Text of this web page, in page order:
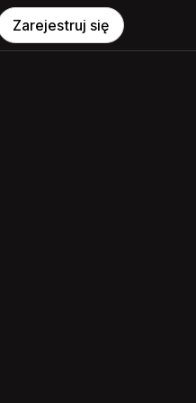
Zarejestruj się